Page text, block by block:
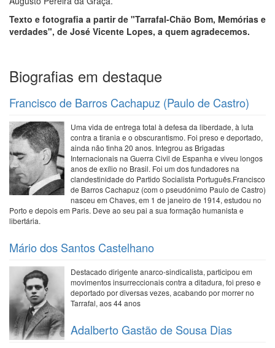
Texto e fotografia a partir de "Tarrafal-Chão Bom, Memórias e
verdades", de José Vicente Lopes, a quem agradecemos.
Biografias em destaque
Francisco de Barros Cachapuz (Paulo de Castro)
Uma vida de entrega total à defesa da liberdade, à luta
contra a tirania e o obscurantismo. Foi preso e deportado,
ainda não tinha 20 anos. Integrou as Brigadas
Internacionais na Guerra Civil de Espanha e viveu longos
anos de exílio no Brasil. Foi um dos fundadores na
clandestinidade do Partido Socialista Português.Francisco
de Barros Cachapuz (com o pseudónimo Paulo de Castro)
nasceu em Chaves, em 1 de janeiro de 1914, estudou no
Porto e depois em Paris. Deve ao seu pai a sua formação humanista e
libertária.
Mário dos Santos Castelhano
Destacado dirigente anarco-sindicalista, participou em
movimentos insurreccionais contra a ditadura, foi preso e
deportado por diversas vezes, acabando por morrer no
Tarrafal, aos 44 anos
Adalberto Gastão de Sousa Dias